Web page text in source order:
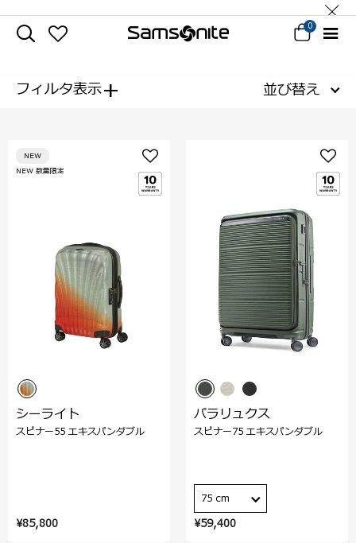
0
フィルタ表示+ 並び替え
¥85,800
NEW 数量限定
NEW
シーライト
スピナー55 エキスパンダブル
¥59,400
パラリュクス
スピナー75 エキスパンダブル
75 cm